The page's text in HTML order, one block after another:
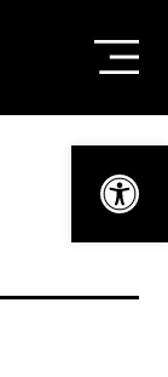
Ouvrir la